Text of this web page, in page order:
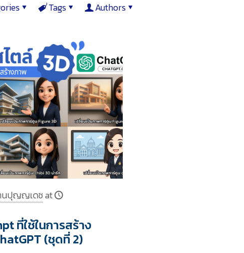
Tags Authors
นปุญญเดชat
ที่ใช้ในการสร้าง
(ชุดที่ 2)